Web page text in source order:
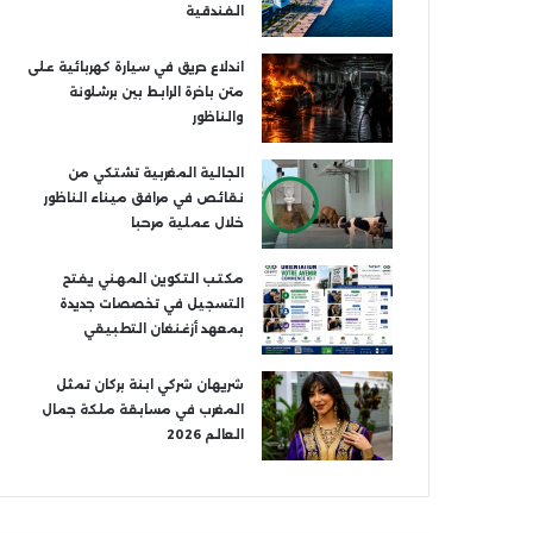
الفندقية
اندلاع حريق في سيارة كهربائية على
متن باخرة الرابط بين برشلونة
والناظور
الجالية المغربية تشتكي من
نقائص في مرافق ميناء الناظور
خلال عملية مرحبا
مكتب التكوين المهني يفتح
التسجيل في تخصصات جديدة
بمعهد أزغنغان التطبيقي
شريهان شركي ابنة بركان تمثل
المغرب في مسابقة ملكة جمال
العالم 2026